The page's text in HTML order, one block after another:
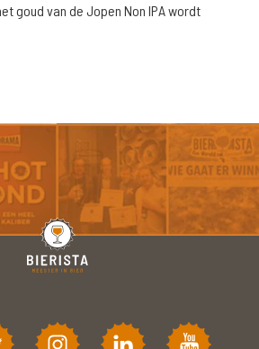
goud van de Jopen Non IPA wordt